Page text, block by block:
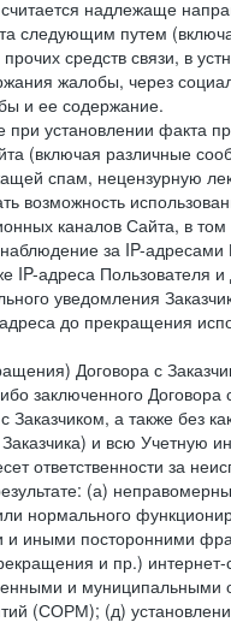
надлежаще
следующим путем
средств связи, в
жалобы, через
и ее содержание.
установлении факта
(включая различные
спам, нецензурную
возможность
каналов Сайта, в
за IP-
IP-адреса Пользователя
уведомления
до прекращения
Договора с
заключенного
Заказчиком, а также без
и всю Учетную
ответственности за
(а)
нормального
иными посторонними
и пр.)
и
(СОРМ); (д)